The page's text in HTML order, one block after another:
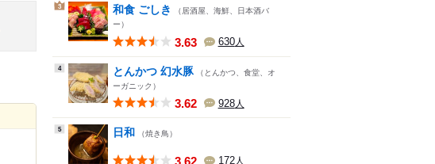
3 和食 ごしき
（居酒屋、海鮮、日本酒バ
ー）
3.63 630人
4 とんかつ 幻水豚 （とんかつ、食堂、オ
ーガニック）
3.62 928人
5 日和 （焼き鳥）
3.62 172人